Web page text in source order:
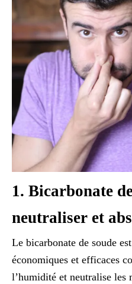
1. Bicarbonate
neutraliser et
Le bicarbonate de soude
économiques et efficaces
l’humidité et neutralise les